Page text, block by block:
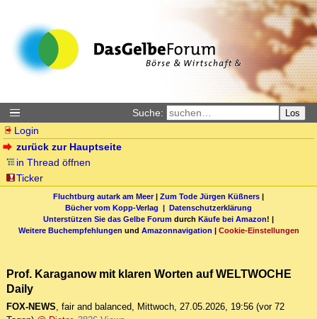
Suche: Los
Login
zurück zur Hauptseite
in Thread öffnen
Ticker
Fluchtburg autark am Meer| Zum Tode Jürgen Küßners |
Bücher vom Kopp-Verlag | Datenschutzerklärung
Unterstützen Sie das Gelbe Forum durch Käufe bei Amazon! |
Weitere Buchempfehlungen und Amazonnavigation | Cookie-Einstellungen
Prof. Karaganow mit klaren Worten auf WELTWOCHE
Daily
FOX-NEWS, fair and balanced, Mittwoch, 27.05.2026, 19:56 (vor 72